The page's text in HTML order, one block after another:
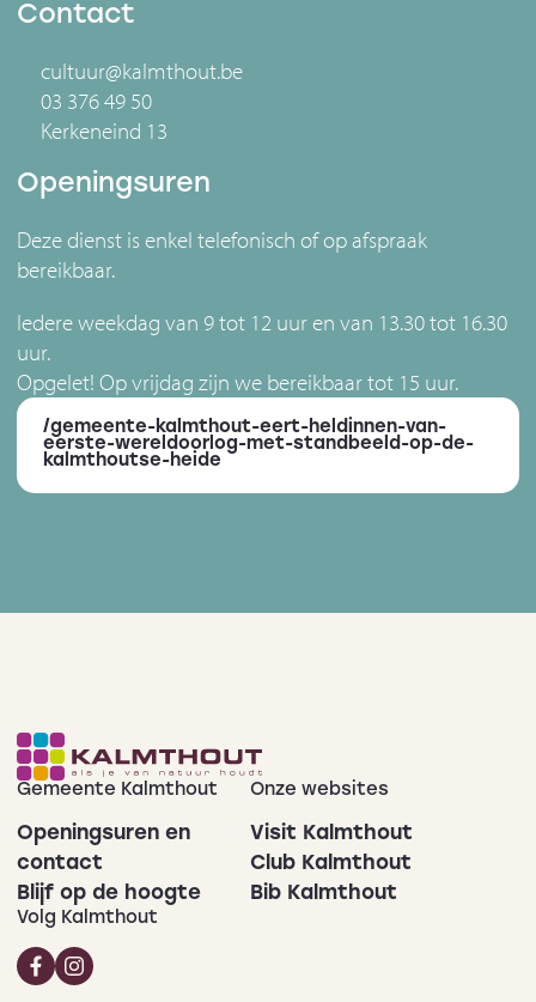
Contact
cultuur@kalmthout.be
03 376 49 50
Kerkeneind 13
Openingsuren
Deze dienst is enkel telefonisch of op afspraak
bereikbaar.
Iedere weekdag van 9 tot 12 uur en van 13.30 tot 16.30
uur.
Opgelet! Op vrijdag zijn we bereikbaar tot 15 uur.
/gemeente-kalmthout-eert-heldinnen-van-
eerste-wereldoorlog-met-standbeeld-op-de-
kalmthoutse-heide
Gemeente Kalmthout
Openingsuren en
contact
Blijf op de hoogte
Onze websites
Visit Kalmthout
Club Kalmthout
Bib Kalmthout
Volg Kalmthout